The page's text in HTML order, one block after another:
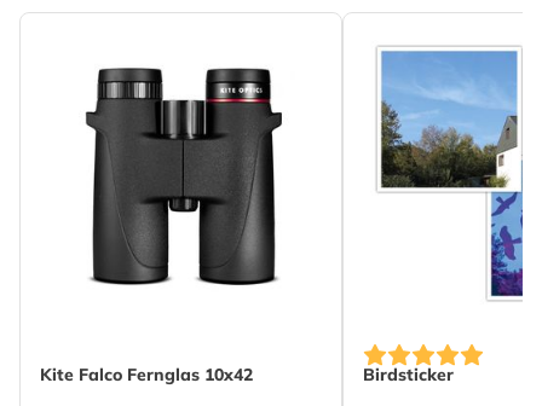
Kite Falco Fernglas 10x42 Birdsticker